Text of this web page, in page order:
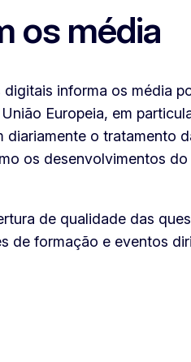
os média
informa os média
Europeia, em
diariamente o tratamento
os desenvolvimentos do
de qualidade das
de formação e eventos